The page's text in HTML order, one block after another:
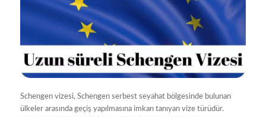
Schengen vizesi, Schengen serbest seyahat bölgesinde bulunan
ülkeler arasında geçiş yapılmasına imkan tanıyan vize türüdür.